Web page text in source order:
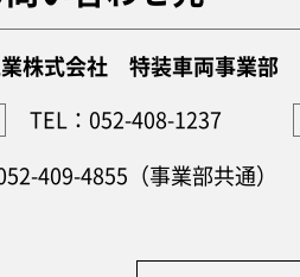
株式会社 特装車両事業部
TEL：052-408-1237
409-4855（事業部共通）